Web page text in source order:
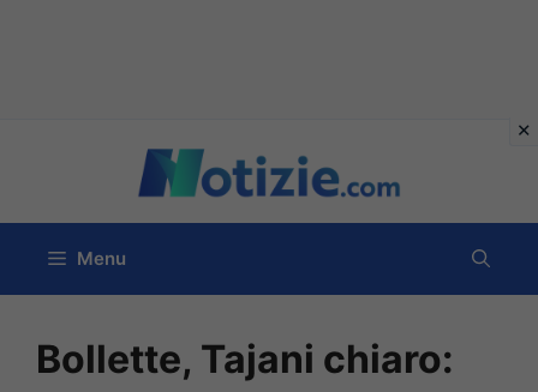
contenuto
Menu
Bollette, Tajani chiaro: